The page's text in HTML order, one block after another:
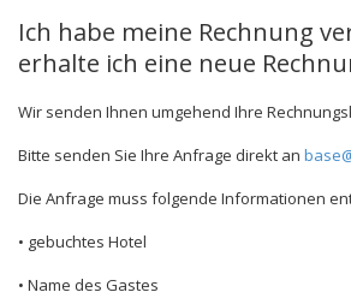
Ich habe meine Rechnung
erhalte ich eine neue
Wir senden Ihnen umgehend Ihre
Bitte senden Sie Ihre Anfrage direkt an
Die Anfrage muss folgende Informationen
• gebuchtes Hotel
• Name des Gastes